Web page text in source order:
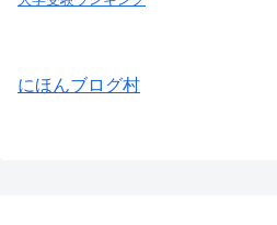
にほんブログ村